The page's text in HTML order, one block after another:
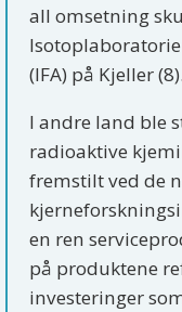
all omsetning
(IFA) på Kjeller (8).
I andre land ble
radioaktive
fremstilt ved de
en ren
på produktene
investeringer